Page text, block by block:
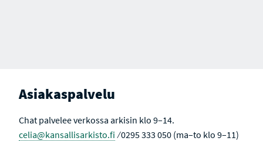
Asiakaspalvelu
Chat palvelee verkossa arkisin klo 9–14.
celia@kansallisarkisto.fi ⁄ 0295 333 050 (ma–to klo 9–11)